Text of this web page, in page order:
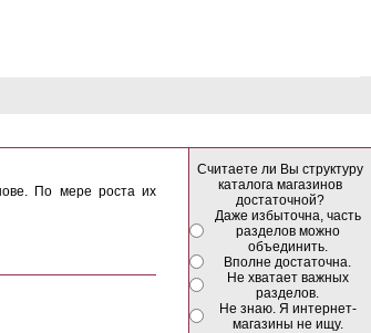
Считаете ли Вы структуру
каталога магазинов
достаточной?
Даже избыточна, часть
разделов можно
объединить.
Вполне достаточна.
Не хватает важных
разделов.
Не знаю. Я интернет-
магазины не ищу.
По мере роста их